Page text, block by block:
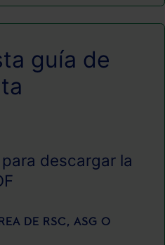
guía de
descargar la
DE RSC, ASG O